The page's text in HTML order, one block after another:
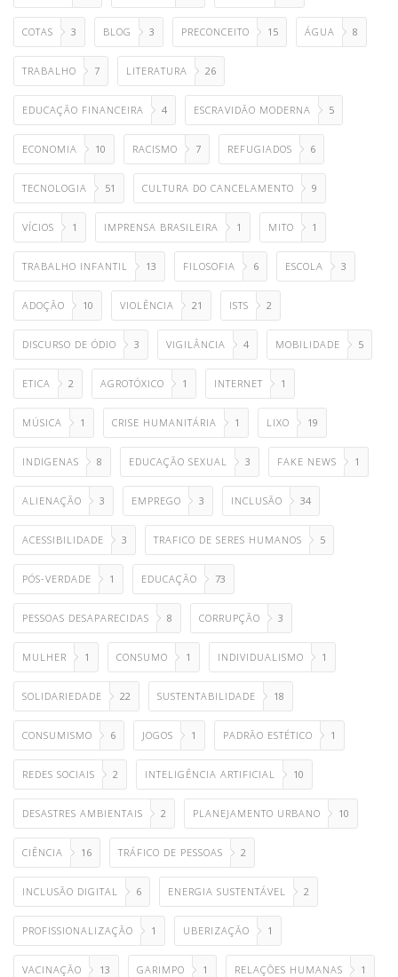
COTAS 3 BLOG 3 PRECONCEITO 15 ÁGUA 8
TRABALHO 7 LITERATURA 26
EDUCAÇÃO FINANCEIRA 4 ESCRAVIDÃO MODERNA 5
ECONOMIA 10 RACISMO 7 REFUGIADOS 6
TECNOLOGIA 51 CULTURA DO CANCELAMENTO 9
VÍCIOS 1 IMPRENSA BRASILEIRA 1 MITO 1
TRABALHO INFANTIL 13 FILOSOFIA 6 ESCOLA 3
ADOÇÃO 10 VIOLÊNCIA 21 ISTS 2
DISCURSO DE ÓDIO 3 VIGILÂNCIA 4 MOBILIDADE 5
ETICA 2 AGROTÓXICO 1 INTERNET 1
MÚSICA 1 CRISE HUMANITÁRIA 1 LIXO 19
INDIGENAS 8 EDUCAÇÃO SEXUAL 3 FAKE NEWS 1
ALIENAÇÃO 3 EMPREGO 3 INCLUSÃO 34
ACESSIBILIDADE 3 TRAFICO DE SERES HUMANOS 5
PÓS-VERDADE 1 EDUCAÇÃO 73
PESSOAS DESAPARECIDAS 8 CORRUPÇÃO 3
MULHER 1 CONSUMO 1 INDIVIDUALISMO 1
SOLIDARIEDADE 22 SUSTENTABILIDADE 18
CONSUMISMO 6 JOGOS 1 PADRÃO ESTÉTICO 1
REDES SOCIAIS 2 INTELIGÊNCIA ARTIFICIAL 10
DESASTRES AMBIENTAIS 2 PLANEJAMENTO URBANO 10
CIÊNCIA 16 TRÁFICO DE PESSOAS 2
INCLUSÃO DIGITAL 6 ENERGIA SUSTENTÁVEL 2
PROFISSIONALIZAÇÃO 1 UBERIZAÇÃO 1
VACINAÇÃO 13 GARIMPO 1 RELAÇÕES HUMANAS 1